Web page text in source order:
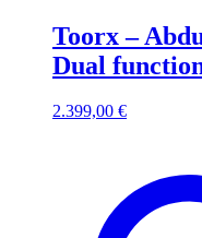
Toorx –
Dual
2.399,00 €